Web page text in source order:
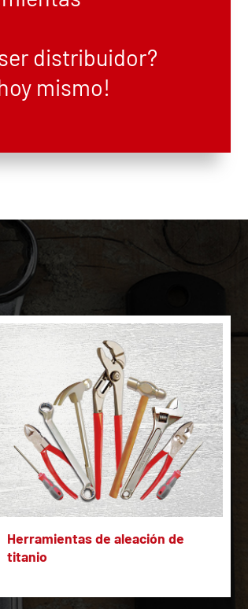
distribuidor?
mismo!
Herramientas de aleación de
titanio